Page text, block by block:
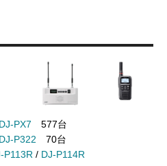
PX7 577台
P322 70台
/ DJ-P114R